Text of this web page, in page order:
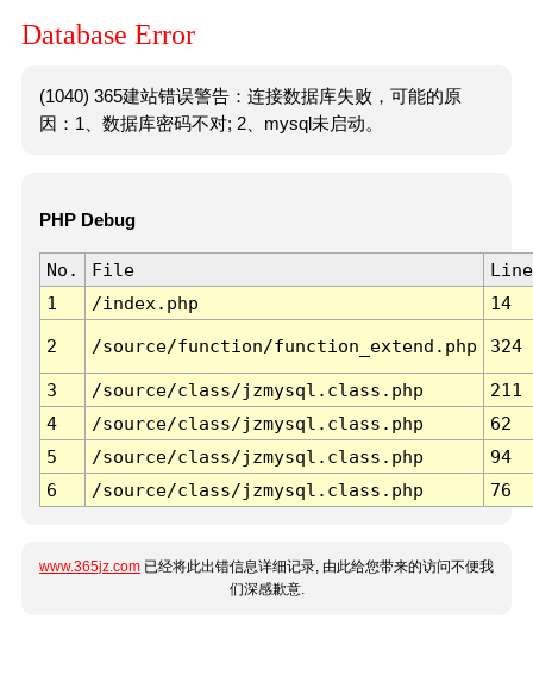
Database Error
(1040) 365建站错误警告：连接数据库失败，可能的原
因：1、数据库密码不对; 2、mysql未启动。
PHP Debug
No. File
Line
1
/index.php 14
2 /source/function/function_extend.php 324
3 /source/class/jzmysql.class.php
211
4
/source/class/jzmysql.class.php
62
5
/source/class/jzmysql.class.php
94
6
/source/class/jzmysql.class.php 76
www.365jz.com 已经将此出错信息详细记录, 由此给您带来的访问不便我
们深感歉意.